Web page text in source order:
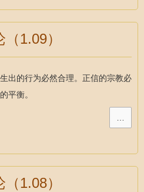
1.09）
出的行为必然合理。正信的宗教必
平衡。
…
1.08）